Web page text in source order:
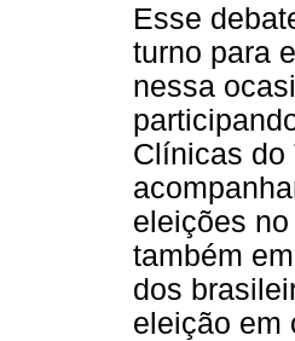
Esse
turno para
nessa
Clínicas do
eleições
também
dos
eleição em